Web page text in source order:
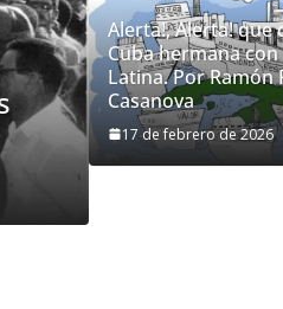
CUBA NOTICIA DEL DÍA
Fidel: El
presagios
Alerta!, Alerta! que
Cuba hermana
Latina. Por Ramón
Casanova
17 de febrero de 2026